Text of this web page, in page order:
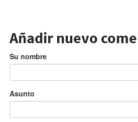
Añadir nuevo
Su nombre
Asunto